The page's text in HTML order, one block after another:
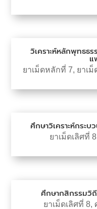
วิเคราะห์หลักพุทธธ
แ
ยาเม็ดหลักที่ 7, ยาเม็
ศึกษาวิเคราะห์กระ
ยาเม็ดเลิศที่ 8
ศึกษากสิกรรมวิ
ยาเม็ดเลิศที่ 8,